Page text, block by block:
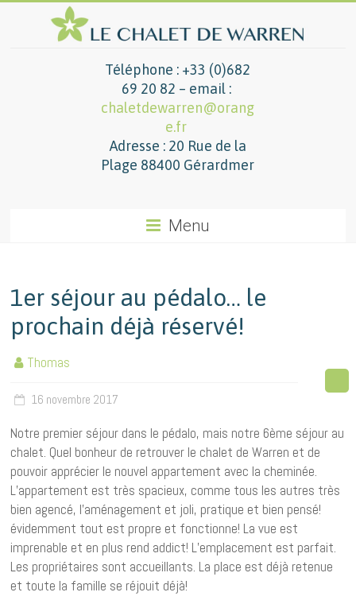
Téléphone : +33 (0)682
69 20 82 – email :
chaletdewarren@orang
e.fr
Adresse : 20 Rue de la
Plage 88400 Gérardmer
Menu
1er séjour au pédalo… le
prochain déjà réservé!
Thomas
16 novembre 2017
Notre premier séjour dans le pédalo, mais notre 6ème séjour au
chalet. Quel bonheur de retrouver le chalet de Warren et de
pouvoir apprécier le nouvel appartement avec la cheminée.
L’appartement est très spacieux, comme tous les autres très
bien agencé, l’aménagement et joli, pratique et bien pensé!
évidemment tout est propre et fonctionne! La vue est
imprenable et en plus rend addict! L’emplacement est parfait.
Les propriétaires sont accueillants. La place est déjà retenue
et toute la famille se réjouit déjà!